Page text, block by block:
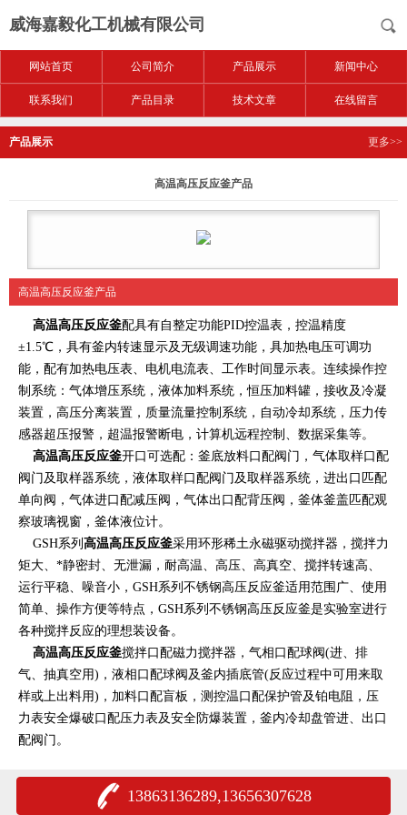
威海嘉毅化工机械有限公司
网站首页 公司简介 产品展示 新闻中心
联系我们 产品目录 技术文章 在线留言
产品展示 更多>>
高温高压反应釜产品
高温高压反应釜产品
高温高压反应釜配具有自整定功能PID控温表，控温精度
±1.5℃，具有釜内转速显示及无级调速功能，具加热电压可调功
能，配有加热电压表、电机电流表、工作时间显示表。连续操作控
制系统：气体增压系统，液体加料系统，恒压加料罐，接收及冷凝
装置，高压分离装置，质量流量控制系统，自动冷却系统，压力传
感器超压报警，超温报警断电，计算机远程控制、数据采集等。
高温高压反应釜开口可选配：釜底放料口配阀门，气体取样口配
阀门及取样器系统，液体取样口配阀门及取样器系统，进出口匹配
单向阀，气体进口配减压阀，气体出口配背压阀，釜体釜盖匹配观
察玻璃视窗，釜体液位计。
GSH系列 高温高压反应釜采用环形稀土永磁驱动搅拌器，搅拌力
矩大、*静密封、无泄漏，耐高温、高压、高真空、搅拌转速高、
运行平稳、噪音小，GSH系列不锈钢高压反应釜适用范围广、使用
简单、操作方便等特点，GSH系列不锈钢高压反应釜是实验室进行
各种搅拌反应的理想装设备。
高温高压反应釜搅拌口配磁力搅拌器，气相口配球阀(进、排
气、抽真空用)，液相口配球阀及釜内插底管(反应过程中可用来取
样或上出料用)，加料口配盲板，测控温口配保护管及铂电阻，压
力表安全爆破口配压力表及安全防爆装置，釜内冷却盘管进、出口
配阀门。
13863136289,13656307628